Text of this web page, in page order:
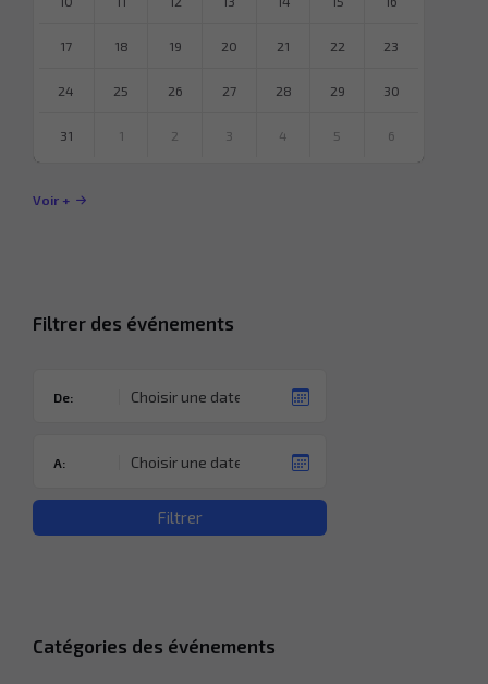
17 18 19 20 21 22 23
24 25 26 27 28 29 30
31 1 2 3 4 5 6
l’agenda
Voir +
Filtrer des événements
De:
A:
Filtrer
Catégories des événements